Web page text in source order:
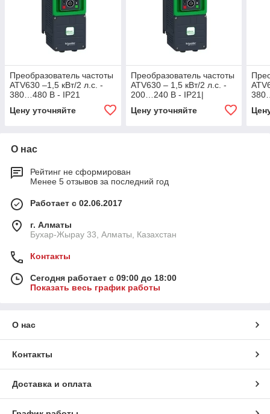
Преобразователь частоты
ATV630 –1,5 кВт/2 л.с. -
380…480 В - IP21
Цену уточняйте
Преобразователь частоты
ATV630 – 1,5 кВт/2 л.с. -
200…240 В - IP21|
Цену уточняйте
О нас
Рейтинг не сформирован
Менее 5 отзывов за последний год
Работает с 02.06.2017
г. Алматы
Бухар-Жырау 33, Алматы, Казахстан
Контакты
Сегодня работает с 09:00 до 18:00
Показать весь график работы
О нас
Контакты
Доставка и оплата